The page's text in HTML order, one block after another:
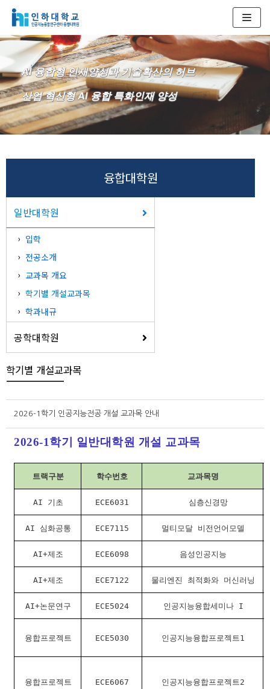
츠
로
건
너
뛰
기
AI 융합형 인재양성과 기술확산의 허브
산업 혁신형 AI 융합 특화인재 양성
융합대학원
일반대학원
입학
전공소개
교과목 개요
학기별 개설교과목
학과내규
공학대학원
학기별 개설교과목
2026-1학기 인공지능전공 개설 교과목 안내
2026-1학기 일반대학원 개설 교과목
트랙구분 학수번호 교과목명
AI 기초 ECE6031 심층신경망
AI 심화공통 ECE7115 멀티모달 비전언어모델
AI+제조 ECE6098 음성인공지능
AI+제조 ECE7122 물리엔진 최적화와 머신러닝
AI+논문연구 ECE5024 인공지능융합세미나 I
융합프로젝트 ECE5030 인공지능융합프로젝트1
융합프로젝트 ECE6067 인공지능융합프로젝트2